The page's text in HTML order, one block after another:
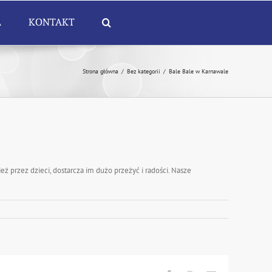
KONTAKT
Strona główna / Bez kategorii / Bale Bale w Karnawale
przez dzieci, dostarcza im dużo przeżyć i radości. Nasze